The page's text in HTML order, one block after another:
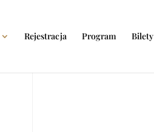
Rejestracja Program Bilety